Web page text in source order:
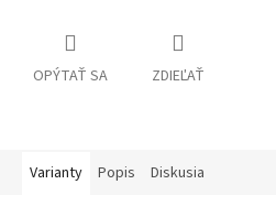
OPÝTAŤ SA ZDIEĽAŤ
Varianty Popis Diskusia